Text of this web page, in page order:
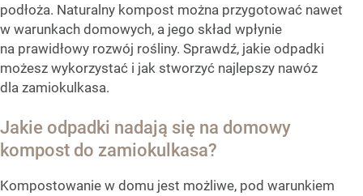
podłoża. Naturalny kompost można przygotować nawet
w warunkach domowych, a jego skład wpłynie
na prawidłowy rozwój rośliny. Sprawdź, jakie odpadki
możesz wykorzystać i jak stworzyć najlepszy nawóz
dla zamiokulkasa.
Jakie odpadki nadają się na domowy
kompost do zamiokulkasa?
Kompostowanie w domu jest możliwe, pod warunkiem